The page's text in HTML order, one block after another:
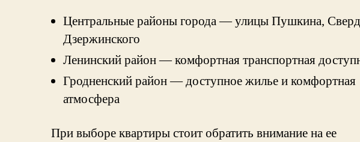
Центральные районы города — улицы Пушкина,
Дзержинского
Ленинский район — комфортная транспортная
Гродненский район — доступное жилье и комфортная
атмосфера
При выборе квартиры стоит обратить внимание на ее